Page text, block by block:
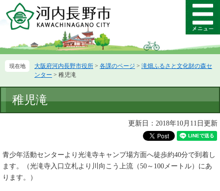
ー
先
ニ
を
て
メ
ニ
ー
大阪府河内長野市役所 > 各課のページ > 滝畑ふるさと文化財の森セ
ンター > 稚児滝
文
稚児滝
更新日：2018年10月11日更新
青少年活動センターより光滝寺キャンプ場方面へ徒歩約40分で到着し
ます。（光滝寺入口立札より川向こう上流（50～100メートル）にあ
ります。）